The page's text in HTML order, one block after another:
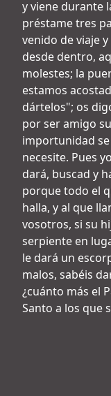
y viene durante
préstame tres
venido de viaje
desde dentro,
molestes; la
estamos
dártelos"; os
por ser amigo
importunidad
necesite. Pues
dará, buscad y
porque todo el
halla, y al que
vosotros, si su
serpiente en
le dará un
malos, sabéis
¿cuánto más el
Santo a los que